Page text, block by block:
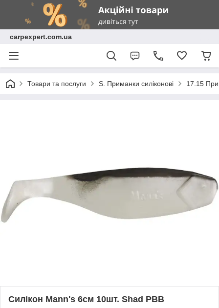
carpexpert.com.ua
Товари та послуги S. Приманки силіконові 17.15
Силікон Mann's 6см 10шт. Shad PBB